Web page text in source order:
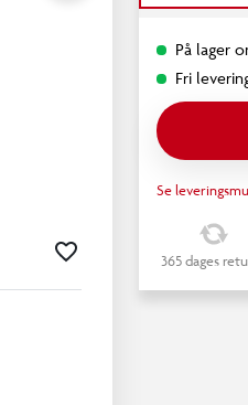
På lager
Fri
Se
365 dages